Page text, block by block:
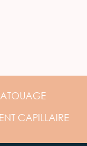
CAPILLAIRE